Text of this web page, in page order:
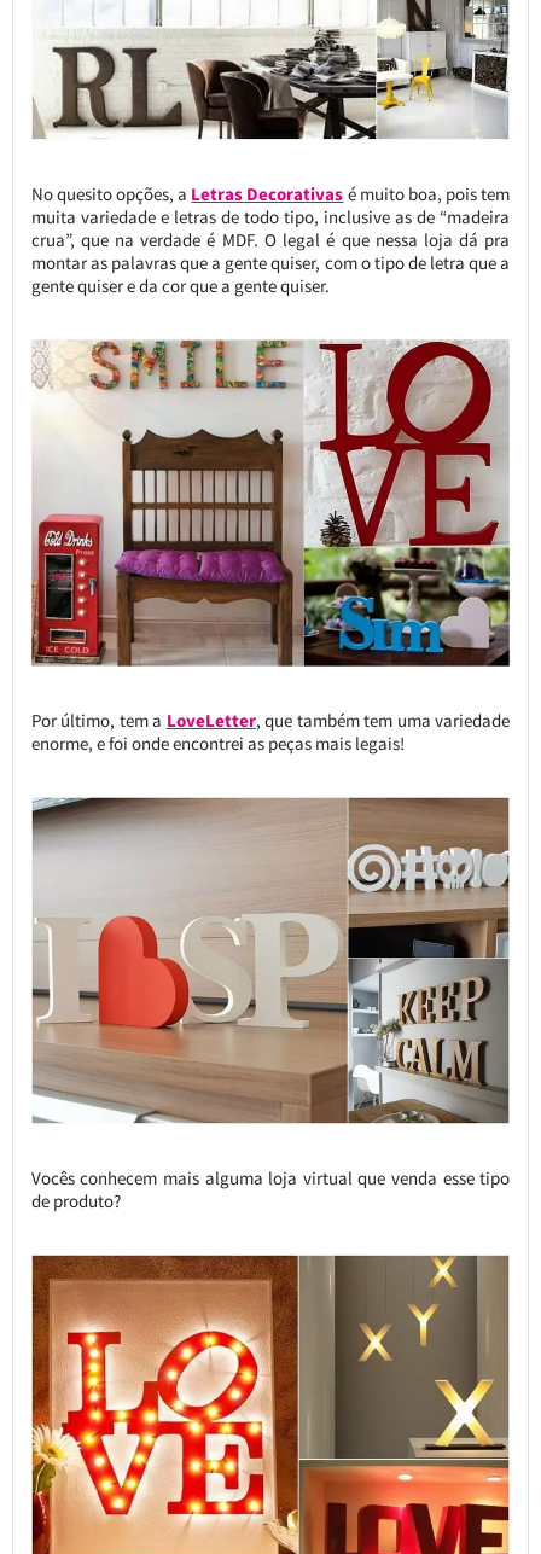
No quesito opções, a Letras Decorativas é muito boa, pois tem
muita variedade e letras de todo tipo, inclusive as de “madeira
crua”, que na verdade é MDF. O legal é que nessa loja dá pra
montar as palavras que a gente quiser, com o tipo de letra que a
gente quiser e da cor que a gente quiser.
Por último, tem a LoveLetter, que também tem uma variedade
enorme, e foi onde encontrei as peças mais legais!
Vocês conhecem mais alguma loja virtual que venda esse tipo
de produto?